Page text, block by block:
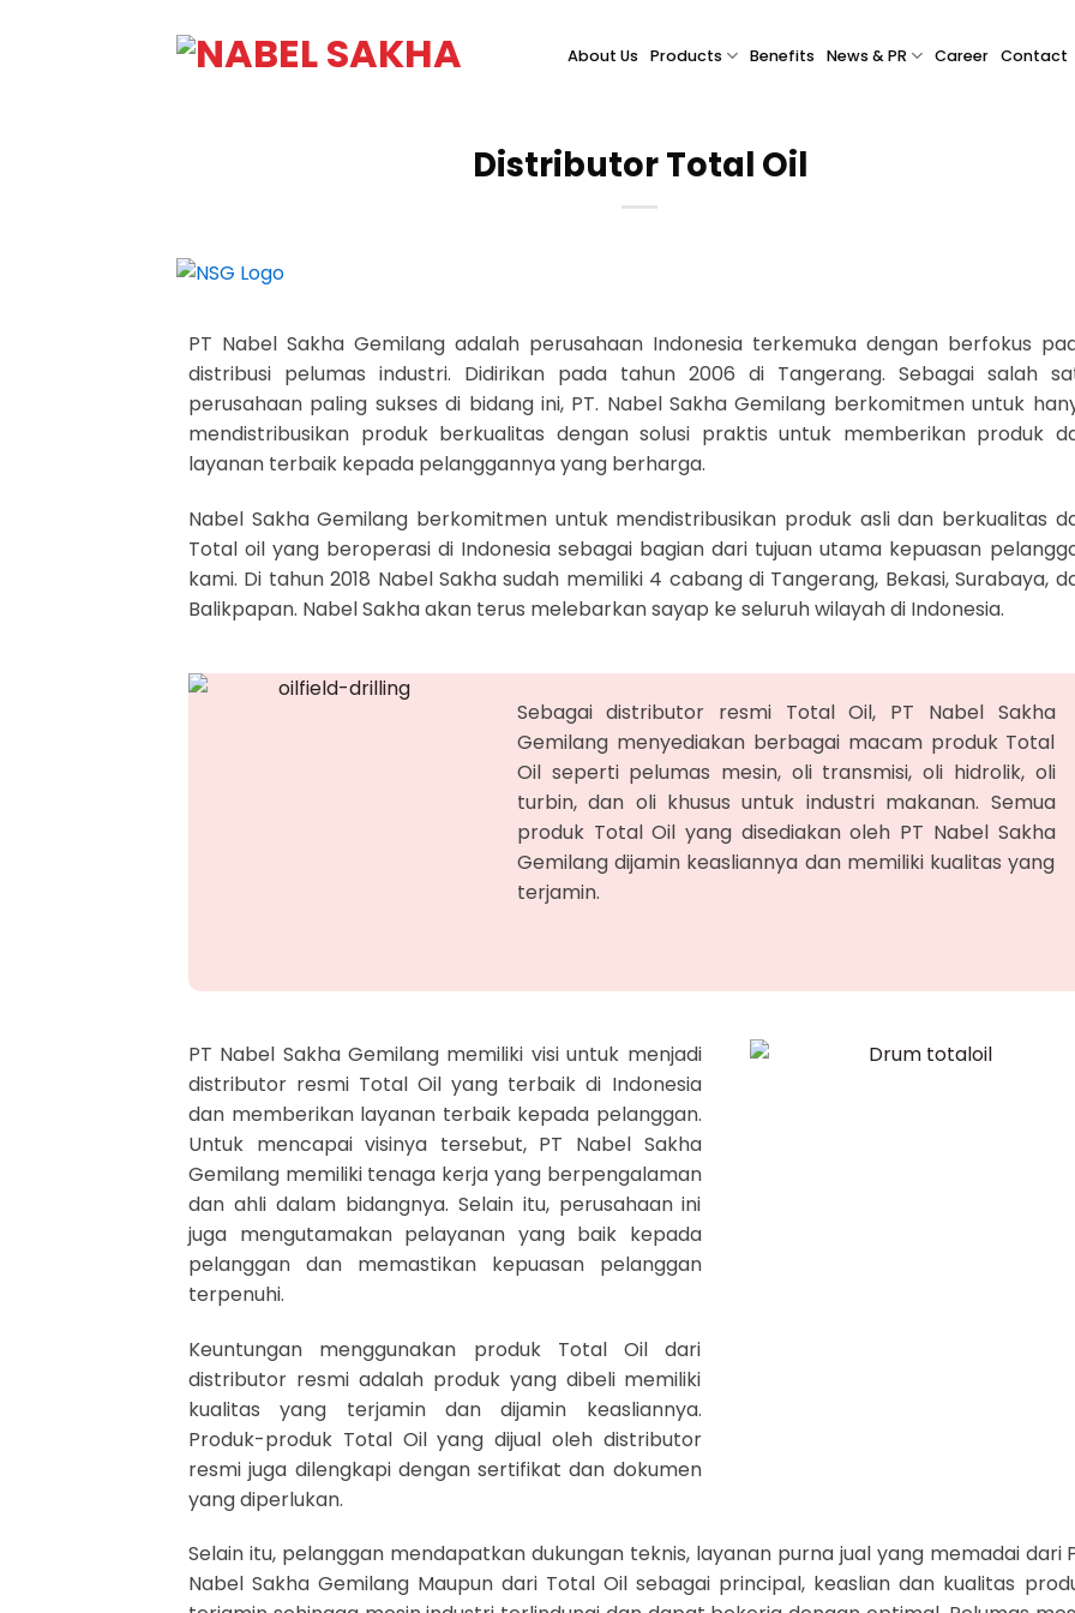
About Us Products Benefits News & PR Career Contact
Distributor Total Oil
PT Nabel Sakha Gemilang adalah perusahaan Indonesia terkemuka dengan berfokus
distribusi pelumas industri. Didirikan pada tahun 2006 di Tangerang. Sebagai salah
perusahaan paling sukses di bidang ini, PT. Nabel Sakha Gemilang berkomitmen untuk
mendistribusikan produk berkualitas dengan solusi praktis untuk memberikan produk
layanan terbaik kepada pelanggannya yang berharga.
Nabel Sakha Gemilang berkomitmen untuk mendistribusikan produk asli dan berkualitas
Total oil yang beroperasi di Indonesia sebagai bagian dari tujuan utama kepuasan
kami. Di tahun 2018 Nabel Sakha sudah memiliki 4 cabang di Tangerang, Bekasi, Surabaya,
Balikpapan. Nabel Sakha akan terus melebarkan sayap ke seluruh wilayah di Indonesia.
Sebagai distributor resmi Total Oil, PT Nabel Sakha
Gemilang menyediakan berbagai macam produk Total
Oil seperti pelumas mesin, oli transmisi, oli hidrolik, oli
turbin, dan oli khusus untuk industri makanan. Semua
produk Total Oil yang disediakan oleh PT Nabel Sakha
Gemilang dijamin keasliannya dan memiliki kualitas yang
terjamin.
PT Nabel Sakha Gemilang memiliki visi untuk menjadi
distributor resmi Total Oil yang terbaik di Indonesia
dan memberikan layanan terbaik kepada pelanggan.
Untuk mencapai visinya tersebut, PT Nabel Sakha
Gemilang memiliki tenaga kerja yang berpengalaman
dan ahli dalam bidangnya. Selain itu, perusahaan ini
juga mengutamakan pelayanan yang baik kepada
pelanggan dan memastikan kepuasan pelanggan
terpenuhi.
Keuntungan menggunakan produk Total Oil dari
distributor resmi adalah produk yang dibeli memiliki
kualitas yang terjamin dan dijamin keasliannya.
Produk-produk Total Oil yang dijual oleh distributor
resmi juga dilengkapi dengan sertifikat dan dokumen
yang diperlukan.
Selain itu, pelanggan mendapatkan dukungan teknis, layanan purna jual yang memadai dari
Nabel Sakha Gemilang Maupun dari Total Oil sebagai principal, keaslian dan kualitas